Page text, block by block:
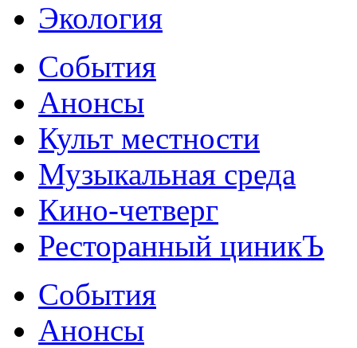
Экология
События
Анонсы
Культ местности
Музыкальная среда
Кино-четверг
Ресторанный циникЪ
События
Анонсы